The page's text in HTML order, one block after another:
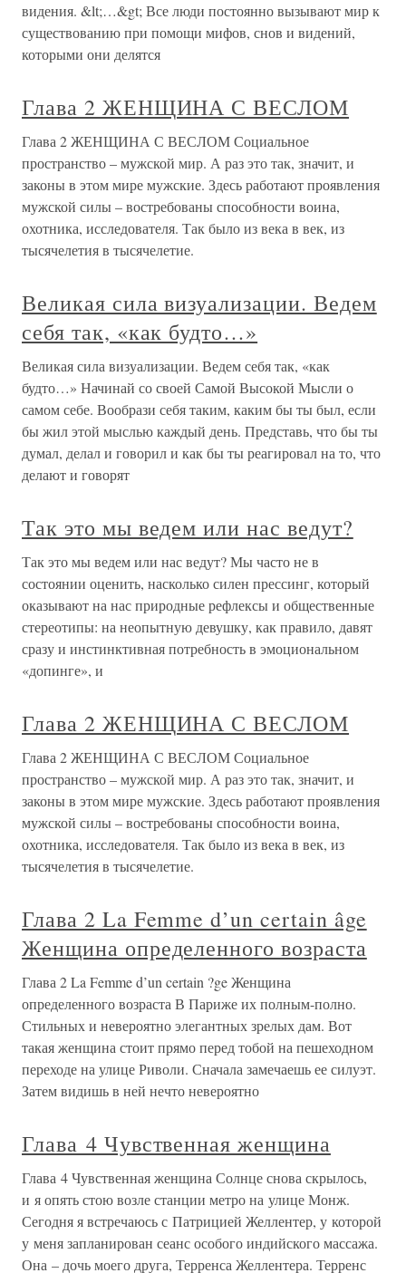
видения. &lt;…&gt; Все люди постоянно вызывают мир к
существованию при помощи мифов, снов и видений,
которыми они делятся
Глава 2 ЖЕНЩИНА С ВЕСЛОМ
Глава 2 ЖЕНЩИНА С ВЕСЛОМ Социальное
пространство – мужской мир. А раз это так, значит, и
законы в этом мире мужские. Здесь работают проявления
мужской силы – востребованы способности воина,
охотника, исследователя. Так было из века в век, из
тысячелетия в тысячелетие.
Великая сила визуализации. Ведем
себя так, «как будто…»
Великая сила визуализации. Ведем себя так, «как
будто…» Начинай со своей Самой Высокой Мысли о
самом себе. Вообрази себя таким, каким бы ты был, если
бы жил этой мыслью каждый день. Представь, что бы ты
думал, делал и говорил и как бы ты реагировал на то, что
делают и говорят
Так это мы ведем или нас ведут?
Так это мы ведем или нас ведут? Мы часто не в
состоянии оценить, насколько силен прессинг, который
оказывают на нас природные рефлексы и общественные
стереотипы: на неопытную девушку, как правило, давят
сразу и инстинктивная потребность в эмоциональном
«допинге», и
Глава 2 ЖЕНЩИНА С ВЕСЛОМ
Глава 2 ЖЕНЩИНА С ВЕСЛОМ Социальное
пространство – мужской мир. А раз это так, значит, и
законы в этом мире мужские. Здесь работают проявления
мужской силы – востребованы способности воина,
охотника, исследователя. Так было из века в век, из
тысячелетия в тысячелетие.
Глава 2 La Femme d’un certain âge
Женщина определенного возраста
Глава 2 La Femme d’un certain ?ge Женщина
определенного возраста В Париже их полным-полно.
Стильных и невероятно элегантных зрелых дам. Вот
такая женщина стоит прямо перед тобой на пешеходном
переходе на улице Риволи. Сначала замечаешь ее силуэт.
Затем видишь в ней нечто невероятно
Глава 4 Чувственная женщина
Глава 4 Чувственная женщина Солнце снова скрылось,
и я опять стою возле станции метро на улице Монж.
Сегодня я встречаюсь с Патрицией Желлентер, у которой
у меня запланирован сеанс особого индийского массажа.
Она – дочь моего друга, Терренса Желлентера. Терренс